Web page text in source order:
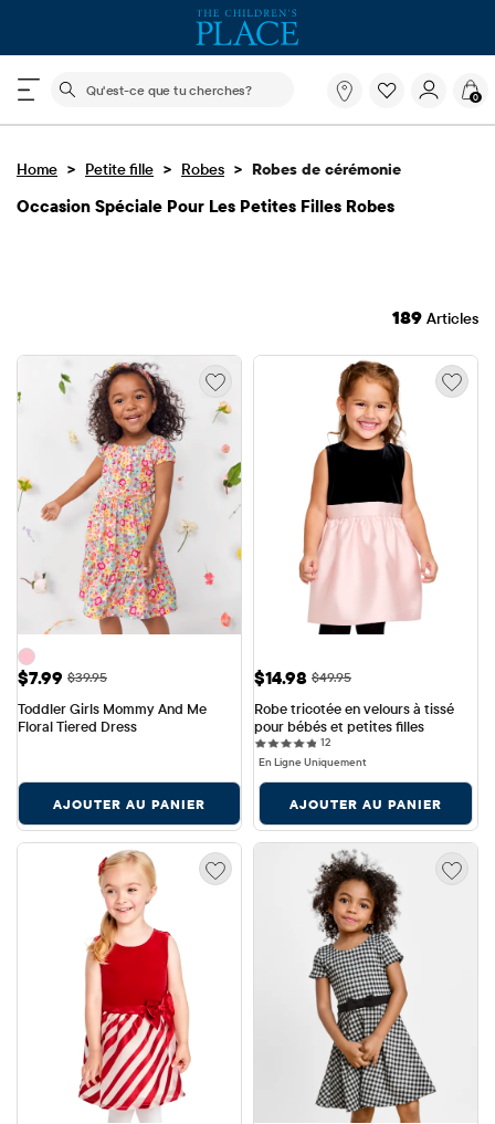
Le champ de recherche ci-dessous filtre les
Qu'est-
que
cherches?
0
Home > Petite fille > Robes > Robes de cérémonie
Occasion Spéciale Pour Les Petites Filles Robes
189 Articles
Prix ​​de vente: $7.99
$7.99 Prix ​​d'origine: $39.95
$39.95
Toddler Girls Mommy And Me
Floral Tiered Dress
AJOUTER AU PANIER
Prix ​​de vente: $14.98
$14.98 Prix ​​d'origine: $49.95
$49.95
Robe tricotée en velours à tissé
pour bébés et petites filles
1212 reviews
En Ligne Uniquement
AJOUTER AU PANIER